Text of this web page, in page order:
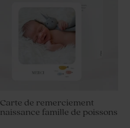
Carte de remerciement
naissance famille de poissons